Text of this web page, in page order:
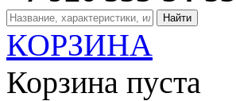
КОРЗИНА
Корзина пуста